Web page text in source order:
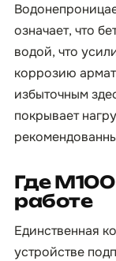
означает, что
водой, что
коррозию
избыточным
покрывает
Где
работе
Единственная
устройстве